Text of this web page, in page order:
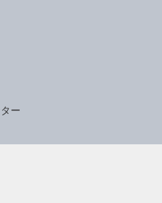
ー